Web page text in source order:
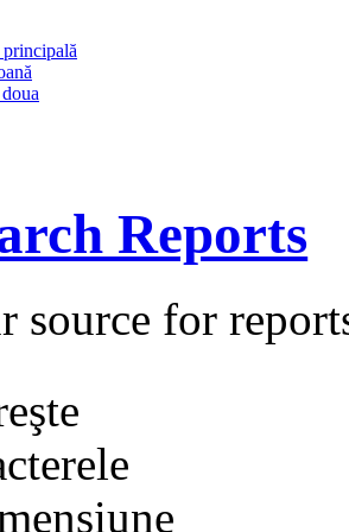
principală
Reports
source for